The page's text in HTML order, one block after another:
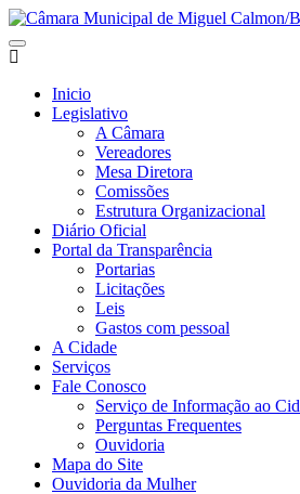
Inicio
Legislativo
A Câmara
Vereadores
Mesa Diretora
Comissões
Estrutura Organizacional
Diário Oficial
Portal da Transparência
Portarias
Licitações
Leis
Gastos com pessoal
A Cidade
Serviços
Fale Conosco
Serviço de Informação ao
Perguntas Frequentes
Ouvidoria
Mapa do Site
Ouvidoria da Mulher